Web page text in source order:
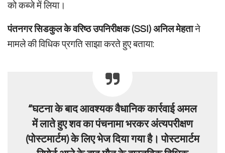
को कब्जे में लिया।
पंतनगर सिडकुल के वरिष्ठ उपनिरीक्षक (SSI) अनिल मेहताने
मामले की विधिक प्रगति साझा करते हुए बताया:
“घटना के बाद आवश्यक वैधानिक कार्रवाई अमल
में लाते हुए शव का पंचनामा भरकर अंत्यपरीक्षण
(पोस्टमार्टम) के लिए भेज दिया गया है। पोस्टमार्टम